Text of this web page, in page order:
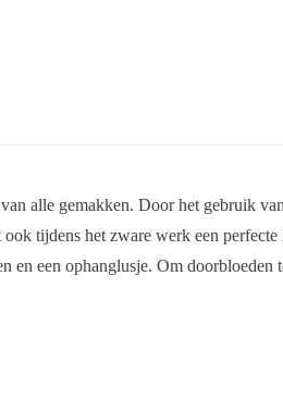
alle gemakken. Door het gebruik
tijdens het zware werk een
en een ophanglusje. Om